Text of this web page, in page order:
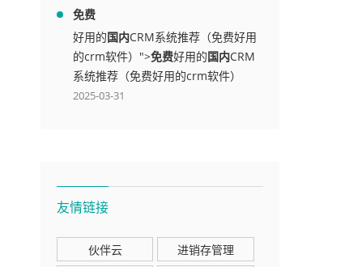
免费
好用的国内CRM系统推荐（免费好用
的crm软件）">免费好用的国内CRM
系统推荐（免费好用的crm软件）
2025-03-31
友情链接
伙伴云
进销存管理